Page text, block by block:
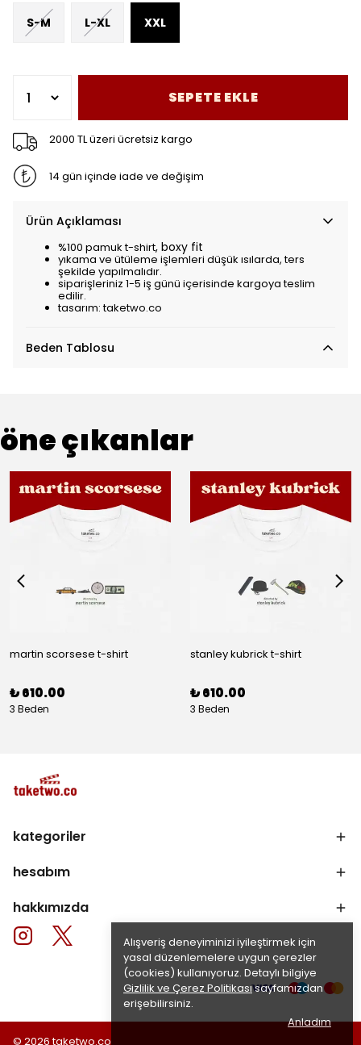
Alışveriş deneyiminizi iyileştirmek için
yasal düzenlemelere uygun çerezler
(cookies) kullanıyoruz. Detaylı bilgiye
Gizlilik ve Çerez Politikasısayfamızdan
erişebilirsiniz.
Anladım
S-M L-XL XXL
SEPETE EKLE
2000 TL üzeri ücretsiz kargo
14 gün içinde iade ve değişim
Ürün Açıklaması
%100 pamuk t-shirt, boxy fit
yıkama ve ütüleme işlemleri düşük ısılarda, ters
şekilde yapılmalıdır.
siparişleriniz 1-5 iş günü içerisinde kargoya teslim
edilir.
tasarım: taketwo.co
Beden Tablosu
öne çıkanlar
martin scorsese t-shirt
₺ 610.00
3 Beden
stanley kubrick t-shirt
₺ 610.00
3 Beden
kategoriler
hesabım
hakkımızda
© 2026 taketwo.co